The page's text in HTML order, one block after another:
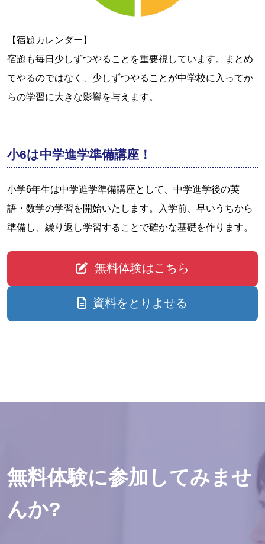
【宿題カレンダー】
宿題も毎日少しずつやることを重要視しています。まとめ
てやるのではなく、少しずつやることが中学校に入ってか
らの学習に大きな影響を与えます。
小6は中学進学準備講座！
小学6年生は中学進学準備講座として、中学進学後の英
語・数学の学習を開始いたします。入学前、早いうちから
準備し、繰り返し学習することで確かな基礎を作ります。
無料体験はこちら
資料をとりよせる
無料体験に参加してみませ
んか?